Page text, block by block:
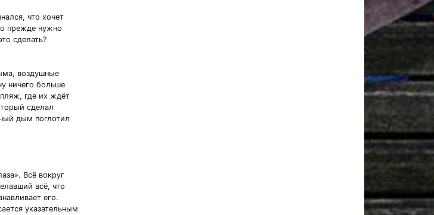
что хочет
прежде нужно
сделать?
воздушные
ничего больше
где их ждёт
сделал
дым поглотил
Всё вокруг
всё, что
его.
указательным